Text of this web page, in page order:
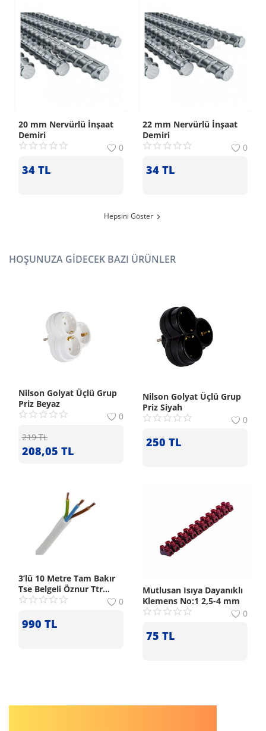
20 mm Nervürlü İnşaat
Demiri
0
34 TL
22 mm Nervürlü İnşaat
Demiri
0
34 TL
Hepsini Göster
HOŞUNUZA GIDECEK BAZI ÜRÜNLER
Nilson Golyat Üçlü Grup
Priz Beyaz
0
219TL
208,05 TL
Nilson Golyat Üçlü Grup
Priz Siyah
0
250 TL
3’lü 10 Metre Tam Bakır
Tse Belgeli Öznur Ttr
Siyah Uzatma Kablo
0
990 TL
Mutlusan Isıya Dayanıklı
Klemens No:1 2,5-4 mm
0
75 TL